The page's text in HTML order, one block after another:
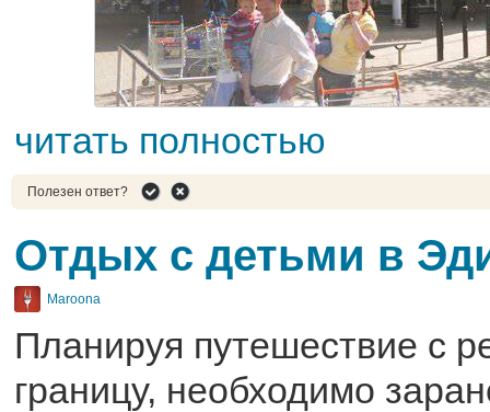
читать полностью
Полезен ответ?
Отдых с детьми в
Maroona
Планируя путешествие с
границу, необходимо